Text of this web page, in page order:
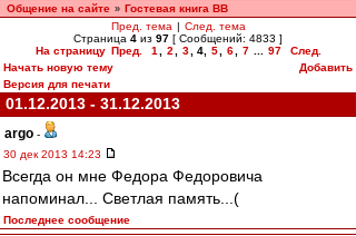
Общение на сайте » Гостевая книга ВВ
Пред. тема | След. тема
Страница 4 из 97 [ Сообщений: 4833 ]
На страницу Пред. 1 2 3 4, 5 6 7 97
След.
Начать новую тему
Добавить
Версия для печати
01.12.2013 - 31.12.2013
argo -
30 дек 2013 14:23
Всегда он мне Федора Федоровича
напоминал... Светлая память...(
Последнее сообщение